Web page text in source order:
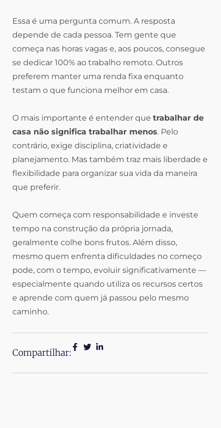
Essa é uma pergunta comum. A resposta
depende de cada pessoa. Tem gente que
começa nas horas vagas e, aos poucos, consegue
se dedicar 100% ao trabalho remoto. Outros
preferem manter uma renda fixa enquanto
testam o que funciona melhor em casa.
O mais importante é entender que trabalhar de
casa não significa trabalhar menos. Pelo
contrário, exige disciplina, criatividade e
planejamento. Mas também traz mais liberdade e
flexibilidade para organizar sua vida da maneira
que preferir.
Quem começa com responsabilidade e investe
tempo na construção da própria jornada,
geralmente colhe bons frutos. Além disso,
mesmo quem enfrenta dificuldades no começo
pode, com o tempo, evoluir significativamente —
especialmente quando utiliza os recursos certos
e aprende com quem já passou pelo mesmo
caminho.
Compartilhar: